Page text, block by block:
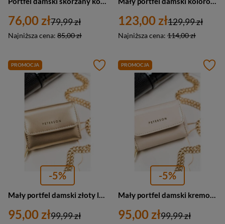
76,00 zł
Najniższa cena: 85,00 zł
79,99 zł 123,00 zł
Najniższa cena: 114,00 zł
129,99 zł
PROMOCJA
-5%
95,00 zł99,99 zł
PROMOCJA
-5%
95,00 zł99,99 zł